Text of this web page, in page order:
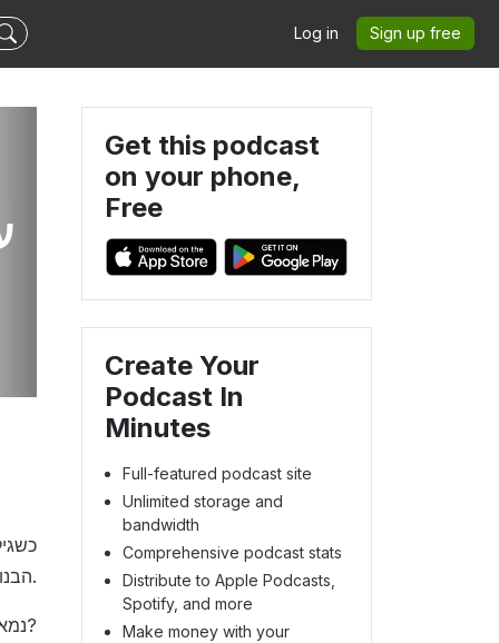
Log in Sign up free
הבנו שאנחנו חייבות להביא אותה אלינו כדי ללמוד ממנה איך לעשות את זה.
נמאס לך לעבוד מסביב לשעון?! רוצה לדעת איך לעבוד פחות ולהרוויח יותר?
Get this podcast
on your phone,
Free
Create Your
Podcast In
Minutes
Full-featured podcast site
Unlimited storage and
bandwidth
Comprehensive podcast stats
Distribute to Apple Podcasts,
Spotify, and more
Make money with your